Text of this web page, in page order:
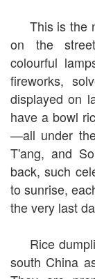
This is the
on the
colourful
fireworks,
displayed on
have a bowl
—all under
T'ang, and
back, such
to sunrise,
the very last
Rice
south China